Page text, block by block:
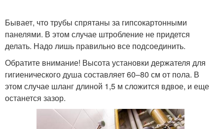
Бывает, что трубы спрятаны за гипсокартонными
панелями. В этом случае штробление не придется
делать. Надо лишь правильно все подсоединить.
Обратите внимание! Высота установки держателя для
гигиенического душа составляет 60–80 см от пола. В
этом случае шланг длиной 1,5 м сложится вдвое, и еще
останется зазор.